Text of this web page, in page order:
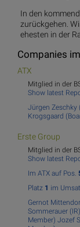
In den
zurückgehen.
ehesten in der
Companies
ATX
Mitglied in der
Show latest
Jürgen Zeschky
Krogsgaard
Erste Group
Mitglied in der
Show latest
Im ATX auf Pos.
Platz 1 im
Gernot
Sommerauer (IR)
Member) Jozef